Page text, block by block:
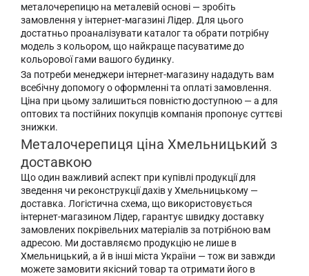
металочерепицю на металевій основі — зробіть
замовлення у інтернет-магазині Лідер. Для цього
достатньо проаналізувати каталог та обрати потрібну
модель з кольором, що найкраще пасуватиме до
кольорової гами вашого будинку.
За потреби менеджери інтернет-магазину нададуть вам
всебічну допомогу о оформленні та оплаті замовлення.
Ціна при цьому залишиться повністю доступною — а для
оптових та постійних покупців компанія пропонує суттєві
знижки.
Металочерепиця ціна Хмельницький з
доставкою
Що один важливий аспект при купівлі продукції для
зведення чи реконструкції дахів у Хмельницькому —
доставка. Логістична схема, що використовується
інтернет-магазином Лідер, гарантує швидку доставку
замовлених покрівельних матеріалів за потрібною вам
адресою. Ми доставляємо продукцію не лише в
Хмельницький, а й в інші міста України — тож ви завжди
можете замовити якісний товар та отримати його в